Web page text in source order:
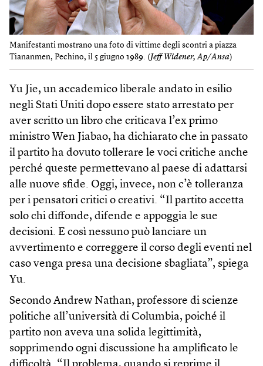
Manifestanti mostrano una foto di vittime degli scontri a piazza
Tiananmen, Pechino, il 5 giugno 1989. (Jeff Widener, Ap/Ansa)
Yu Jie, un accademico liberale andato in esilio
negli Stati Uniti dopo essere stato arrestato per
aver scritto un libro che criticava l’ex primo
ministro Wen Jiabao, ha dichiarato che in passato
il partito ha dovuto tollerare le voci critiche anche
perché queste permettevano al paese di adattarsi
alle nuove sfide. Oggi, invece, non c’è tolleranza
per i pensatori critici o creativi. “Il partito accetta
solo chi diffonde, difende e appoggia le sue
decisioni. E così nessuno può lanciare un
avvertimento e correggere il corso degli eventi nel
caso venga presa una decisione sbagliata”, spiega
Yu.
Secondo Andrew Nathan, professore di scienze
politiche all’università di Columbia, poiché il
partito non aveva una solida legittimità,
sopprimendo ogni discussione ha amplificato le